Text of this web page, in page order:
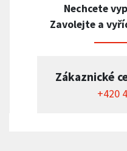
Nechcete
Zavolejte a
Zákaznické
+420